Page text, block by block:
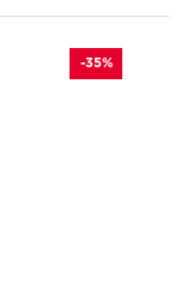
-35%